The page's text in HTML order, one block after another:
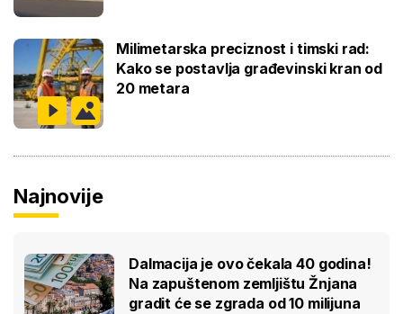
Milimetarska preciznost i timski rad:
Kako se postavlja građevinski kran od
20 metara
Najnovije
Dalmacija je ovo čekala 40 godina!
Na zapuštenom zemljištu Žnjana
gradit će se zgrada od 10 milijuna